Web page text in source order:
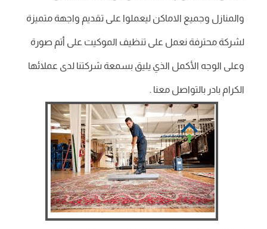
والمنازل وجميع الاماكن ليعملوا على تقديم واجهة متميزة
لشركة محترفة نعمل على تنظيف الموكيت على أتم صورة
وعلى الوجه الأكمل الذي يليق بسمعة شركتنا لدى عملائها
الكرام بادر بالتواصل معنا .